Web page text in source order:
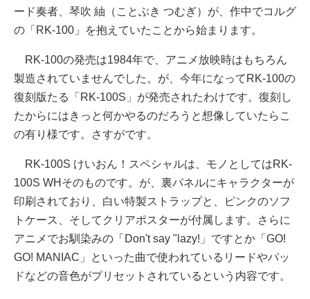
ード奏者、琴吹 紬（ことぶき つむぎ）が、作中でコルグ
の「RK-100」を抱えていたことから始まります。
RK-100の発売は1984年で、アニメ放映時はもちろん
製造されていませんでした。が、今年になってRK-100の
復刻版たる「RK-100S」が発売されたわけです。復刻し
たからにはきっと何かやるのだろうと想像していたらこ
の有り様です。さすがです。
RK-100S けいおん！スペシャルは、モノとしてはRK-
100S WHそのものです。が、裏パネルにキャラクターが
印刷されており、白い特製ストラップと、ピンクのソフ
トケース、そしてクリアポスターが付属します。さらに
アニメでお馴染みの「Don't say "lazy!」ですとか「GO!
GO! MANIAC」といった曲で使われているリードやパッ
ドなどの音色がプリセットされているという内容です。